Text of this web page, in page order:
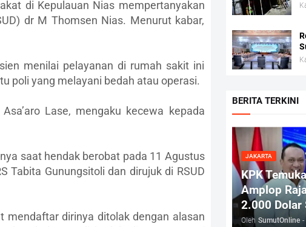
di Kepulauan Nias mempertanyakan
dr M Thomsen Nias. Menurut kabar,
menilai pelayanan di rumah sakit ini
poli yang melayani bedah atau operasi.
Lase, mengaku kecewa kepada
saat hendak berobat pada 11 Agustus
Tabita Gunungsitoli dan dirujuk di RSUD
mendaftar dirinya ditolak dengan alasan
BERITA TERKINI
JAKARTA
KPK
Amplop
2.000 Dolar
Oleh SumutOnline -